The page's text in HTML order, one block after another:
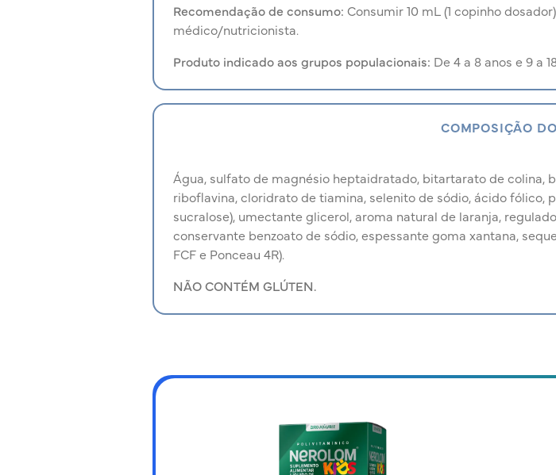
Recomendação de consumo: Consumir 10 mL (1 copinho
médico/nutricionista.
Produto indicado aos grupos populacionais: De 4 a 8 anos e 9 a
COMPOSIÇÃO
Água, sulfato de magnésio heptaidratado, bitartarato de colina,
riboflavina, cloridrato de tiamina, selenito de sódio, ácido fólico,
sucralose), umectante glicerol, aroma natural de laranja,
conservante benzoato de sódio, espessante goma xantana,
FCF e Ponceau 4R).
NÃO CONTÉM GLÚTEN.